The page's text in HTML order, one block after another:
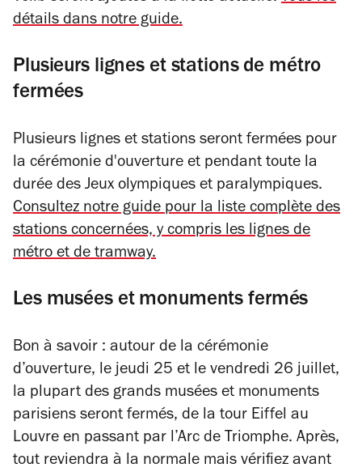
détails dans notre guide.
Plusieurs lignes et stations de métro
fermées
Plusieurs lignes et stations seront fermées pour
la cérémonie d'ouverture et pendant toute la
durée des Jeux olympiques et paralympiques.
Consultez notre guide pour la liste complète des
stations concernées, y compris les lignes de
métro et de tramway.
Les musées et monuments fermés
Bon à savoir : autour de la cérémonie
d’ouverture, le jeudi 25 et le vendredi 26 juillet,
la plupart des grands musées et monuments
parisiens seront fermés, de la tour Eiffel au
Louvre en passant par l’Arc de Triomphe. Après,
tout reviendra à la normale mais vérifiez avant